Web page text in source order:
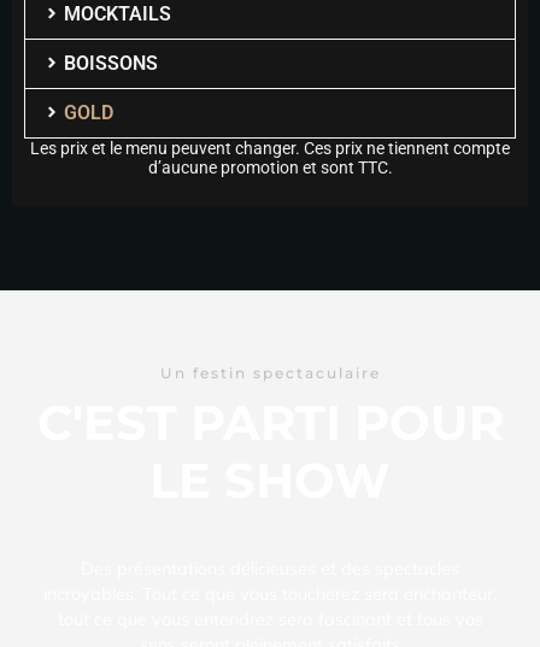
MOCKTAILS
BOISSONS
GOLD
Les prix et le menu peuvent changer. Ces prix ne tiennent compte
d’aucune promotion et sont TTC.
Un festin spectaculaire